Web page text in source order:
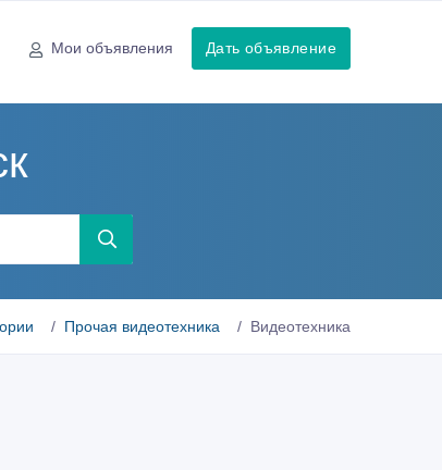
Мои объявления Дать объявление
Прочая видеотехника Видеотехника